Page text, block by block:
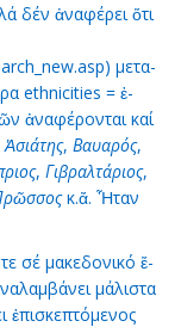
δέν ἀ­να­φέ­ρει ὅ­τι
με­τα­
ethnicities = ἐ­
ἀ­να­φέ­ρον­ται καί
Ἀ­σιά­της, Βαυα­ρός,
, Γι­βραλ­τά­ριος,
ῶσ­σοςκ.ἄ. Ἦ­ταν
σέ μα­κε­δο­νι­κό ἔ­
μά­λι­στα
ἐ­πι­σκε­πτό­με­νος